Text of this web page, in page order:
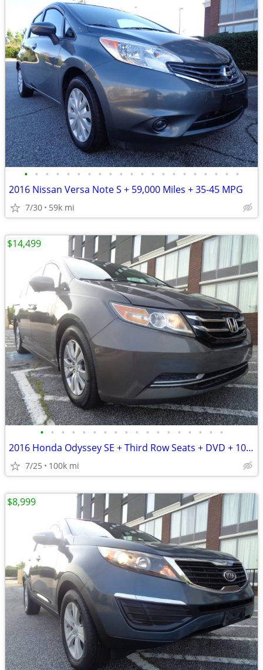
• • • • • • • • • • • • • • • • • • • • •
2016 Nissan Versa Note S + 59,000 Miles + 35-45 MPG
7/30 59k mi
• • • • • • • • • • • • • • • • • •
2016 Honda Odyssey SE + Third Row Seats + DVD + 100,000 Miles
7/25 100k mi
$14,499
$8,999